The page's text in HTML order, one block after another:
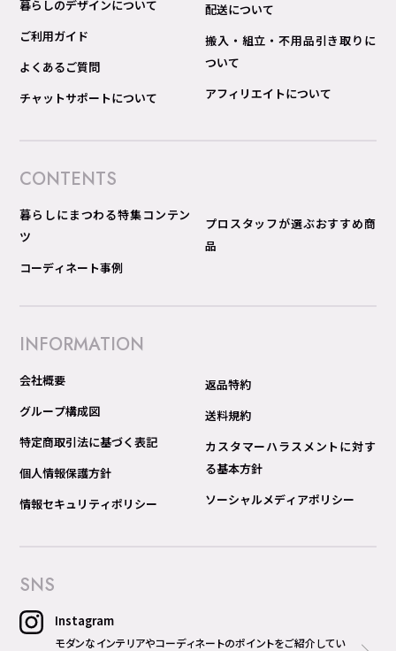
暮らしのデザインについて
ご利用ガイド
よくあるご質問
チャットサポートについて
配送について
搬入・組立・不用品引き取りに
ついて
アフィリエイトについて
CONTENTS
暮らしにまつわる特集コンテン
ツ
コーディネート事例
プロスタッフが選ぶおすすめ商
品
INFORMATION
会社概要
グループ構成図
特定商取引法に基づく表記
個人情報保護方針
情報セキュリティポリシー
返品特約
送料規約
カスタマーハラスメントに対す
る基本方針
ソーシャルメディアポリシー
SNS
Instagram
モダンなインテリアやコーディネートのポイントをご紹介してい